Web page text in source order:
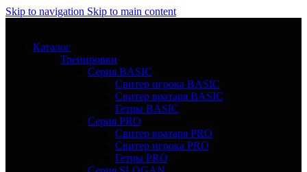
Skip to navigation Skip to main content
Каталог
Тренировки
Серия BASIC
Свитер игрока BASIC
Свитер вратаря BASIC
Гетры BASIC
Серия PRO
Свитер вратаря PRO
Свитер игрока PRO
Гетры PRO